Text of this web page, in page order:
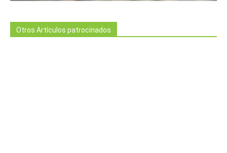
Otros Artículos patrocinados